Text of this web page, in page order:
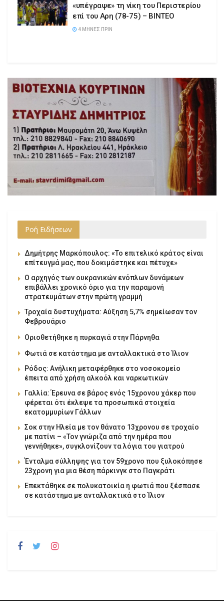
«υπέγραψε» τη νίκη του Περιστερίου
επί του Αρη (78-75) – ΒΙΝΤΕΟ
4 ΜΉΝΕΣ ΠΡΙΝ
Ροή Ειδήσεων
Δημήτρης Μαρκόπουλος: «Το επιτελικό κράτος είναι
επίτευγμά μας, που δοκιμάστηκε και πέτυχε»
Ο αρχηγός των ουκρανικών ενόπλων δυνάμεων
επιβάλλει χρονικό όριο για την παραμονή
στρατευμάτων στην πρώτη γραμμή
Τροχαία δυστυχήματα: Αύξηση 5,7% σημείωσαν τον
Φεβρουάριο
Οριοθετήθηκε η πυρκαγιά στην Πάρνηθα
Φωτιά σε κατάστημα με ανταλλακτικά στο Ίλιον
Ρόδος: Ανήλικη μεταφέρθηκε στο νοσοκομείο
έπειτα από χρήση αλκοόλ και ναρκωτικών
Γαλλία: Έρευνα σε βάρος ενός 15χρονου χάκερ που
φέρεται ότι έκλεψε τα προσωπικά στοιχεία
εκατομμυρίων Γάλλων
Σοκ στην Ηλεία με τον θάνατο 13χρονου σε τροχαίο
με πατίνι – «Τον γνώριζα από την ημέρα που
γεννήθηκε», συγκλονίζουν τα λόγια του γιατρού
Ένταλμα σύλληψης για τον 59χρονο που ξυλοκόπησε
23χρονη για μια θέση πάρκινγκ στο Παγκράτι
Επεκτάθηκε σε πολυκατοικία η φωτιά που ξέσπασε
σε κατάστημα με ανταλλακτικά στο Ίλιον